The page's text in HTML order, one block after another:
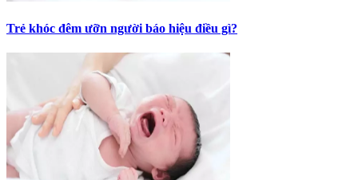
Trẻ khóc đêm ưỡn người báo hiệu điều gì?